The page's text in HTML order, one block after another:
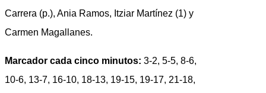
Carrera (p.), Ania Ramos, Itziar Martínez (1) y
Carmen Magallanes.
Marcador cada cinco minutos: 3-2, 5-5, 8-6,
10-6, 13-7, 16-10, 18-13, 19-15, 19-17, 21-18,